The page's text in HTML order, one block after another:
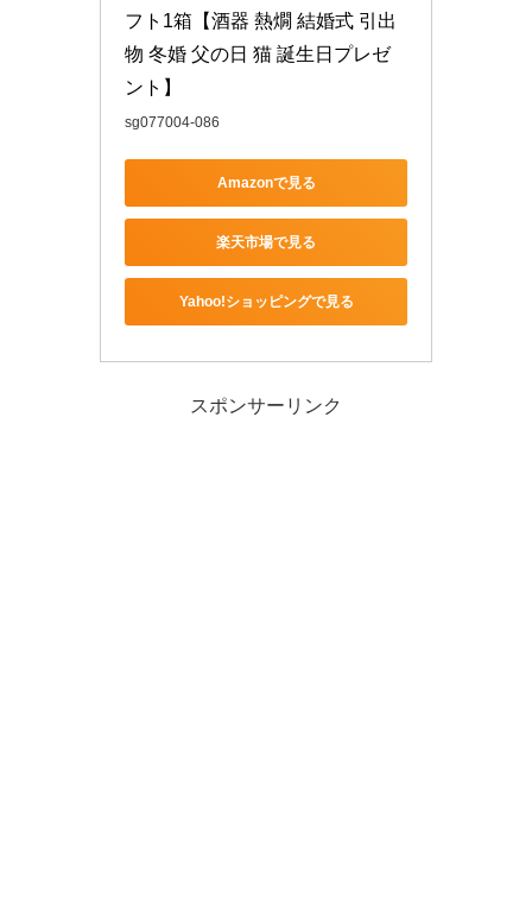
フト1箱【酒器 熱燗 結婚式 引出
物 冬婚 父の日 猫 誕生日プレゼ
ント】
sg077004-086
Amazonで見る
楽天市場で見る
Yahoo!ショッピングで見る
スポンサーリンク